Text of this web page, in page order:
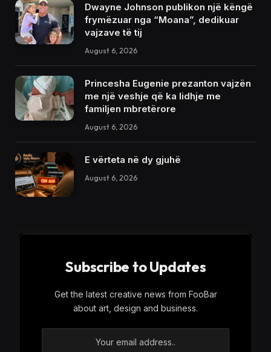
Dwayne Johnson publikon një këngë
frymëzuar nga “Moana”, dedikuar
vajzave të tij
August 6, 2026
Princesha Eugenie prezanton vajzën
me një veshje që ka lidhje me
familjen mbretërore
August 6, 2026
E vërteta në dy gjuhë
August 6, 2026
Subscribe to Updates
Get the latest creative news from FooBar
about art, design and business.